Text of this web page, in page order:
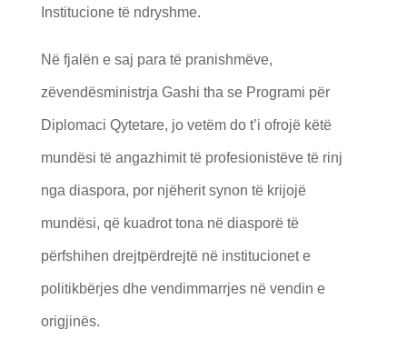
Institucione të ndryshme.
Në fjalën e saj para të pranishmëve,
zëvendësministrja Gashi tha se Programi për
Diplomaci Qytetare, jo vetëm do t’i ofrojë këtë
mundësi të angazhimit të profesionistëve të rinj
nga diaspora, por njëherit synon të krijojë
mundësi, që kuadrot tona në diasporë të
përfshihen drejtpërdrejtë në institucionet e
politikbërjes dhe vendimmarrjes në vendin e
origjinës.